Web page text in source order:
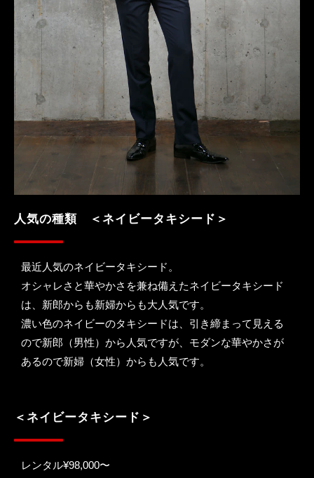
人気の種類　＜ネイビータキシード＞
最近人気のネイビータキシード。
オシャレさと華やかさを兼ね備えたネイビータキシード
は、新郎からも新婦からも大人気です。
濃い色のネイビーのタキシードは、引き締まって見える
ので新郎（男性）から人気ですが、モダンな華やかさが
あるので新婦（女性）からも人気です。
＜ネイビータキシード＞
レンタル¥98,000〜